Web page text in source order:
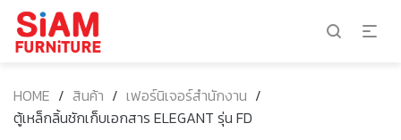
HOME / สินค้า / เฟอร์นิเจอร์สำนักงาน /
ตู้เหล็กลิ้นชักเก็บเอกสาร ELEGANT รุ่น FD